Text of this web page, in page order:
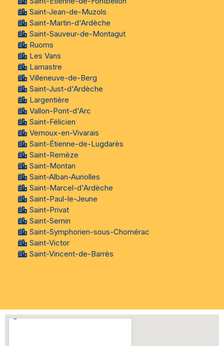
Saint-Jean-de-Muzols
Saint-Martin-d'Ardèche
Saint-Sauveur-de-Montagut
Ruoms
Les Vans
Lamastre
Villeneuve-de-Berg
Saint-Just-d'Ardèche
Largentière
Vallon-Pont-d'Arc
Saint-Félicien
Vernoux-en-Vivarais
Saint-Étienne-de-Lugdarès
Saint-Remèze
Saint-Montan
Saint-Alban-Auriolles
Saint-Marcel-d'Ardèche
Saint-Paul-le-Jeune
Saint-Privat
Saint-Sernin
Saint-Symphorien-sous-Chomérac
Saint-Victor
Saint-Vincent-de-Barrès